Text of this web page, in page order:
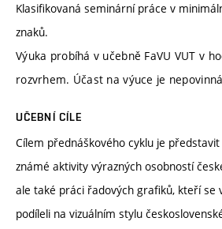
Klasifikovaná seminární práce v
znaků.
Výuka probíhá v učebně FaVU VUT v
rozvrhem. Účast na výuce je
UČEBNÍ CÍLE
Cílem přednáškového cyklu je
známé aktivity výrazných osobností
ale také práci řadových grafiků, kteří se
podíleli na vizuálním stylu